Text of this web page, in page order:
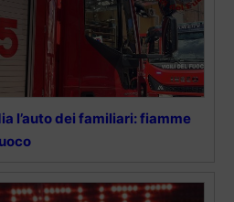
l’auto dei familiari: fiamme